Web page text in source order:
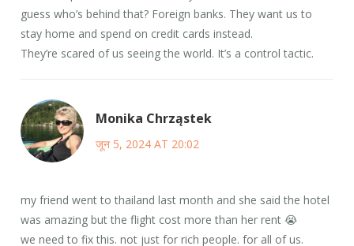
guess who’s behind that? Foreign banks. They want us to
stay home and spend on credit cards instead.
They’re scared of us seeing the world. It’s a control tactic.
Monika Chrząstek
जून 5, 2024 AT 20:02
my friend went to thailand last month and she said the hotel
was amazing but the flight cost more than her rent 😭
we need to fix this. not just for rich people. for all of us.